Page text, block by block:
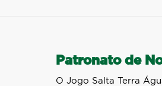
Patronato de
O Jogo Salta Terra